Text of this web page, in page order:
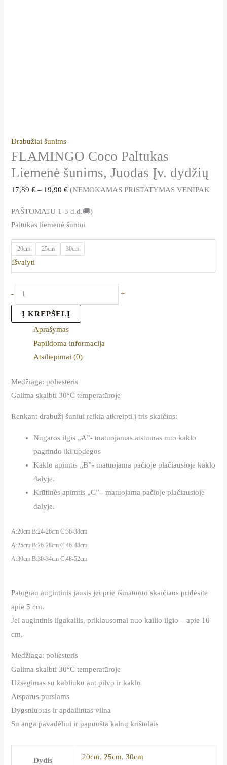
Drabužiai šunims
FLAMINGO Coco Paltukas
Liemenė šunims, Juodas Įv. dydžių
17,89€ – 19,90€ (NEMOKAMAS PRISTATYMAS VENIPAK
PAŠTOMATU 1-3 d.d.🚚)
Paltukas liemenė šuniui
20cm 25cm 30cm
Išvalyti
- +
Į KREPŠELĮ
Aprašymas
Papildoma informacija
Atsiliepimai (0)
Medžiaga: poliesteris
Galima skalbti 30°C temperatūroje
Renkant drabužį šuniui reikia atkreipti į tris skaičius:
Nugaros ilgis „A”- matuojamas atstumas nuo kaklo
pagrindo iki uodegos
Kaklo apimtis „B”- matuojama pačioje plačiausioje kaklo
dalyje.
Krūtinės apimtis „C”– matuojama pačioje plačiausioje
dalyje.
A:20cm B:24-26cm C:36-38cm
A:25cm B:26-28cm C:46-48cm
A:30cm B:30-34cm C:48-52cm
Patogiau augintinis jausis jei prie išmatuoto skaičiaus pridėsite
apie 5 cm.
Jei augintinis ilgakailis, priklausomai nuo kailio ilgio – apie 10
cm,
Medžiaga: poliesteris
Galima skalbti 30°C temperatūroje
Užsegimas su kabliuku ant pilvo ir kaklo
Atsparus purslams
Dygsniuotas ir apdailintas vilna
Su anga pavadėliui ir papuošta kalnų krištolais
Dydis 20cm, 25cm,30cm